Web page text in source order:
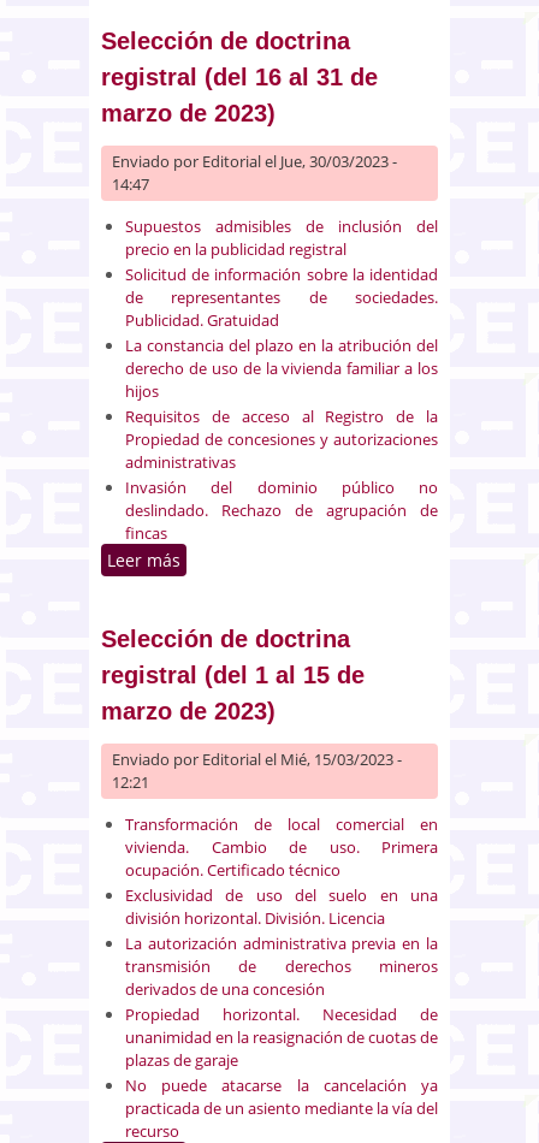
Selección de doctrina
registral (del 16 al 31 de
marzo de 2023)
Enviado por Editorialel Jue, 30/03/2023 -
14:47
Supuestos admisibles de inclusión del
precio en la publicidad registral
Solicitud de información sobre la identidad
de representantes de sociedades.
Publicidad. Gratuidad
La constancia del plazo en la atribución del
derecho de uso de la vivienda familiar a los
hijos
Requisitos de acceso al Registro de la
Propiedad de concesiones y autorizaciones
administrativas
Invasión del dominio público no
deslindado. Rechazo de agrupación de
fincas
Leer más
Selección de doctrina
registral (del 1 al 15 de
marzo de 2023)
Enviado por Editorialel Mié, 15/03/2023 -
12:21
Transformación de local comercial en
vivienda. Cambio de uso. Primera
ocupación. Certificado técnico
Exclusividad de uso del suelo en una
división horizontal. División. Licencia
La autorización administrativa previa en la
transmisión de derechos mineros
derivados de una concesión
Propiedad horizontal. Necesidad de
unanimidad en la reasignación de cuotas de
plazas de garaje
No puede atacarse la cancelación ya
practicada de un asiento mediante la vía del
recurso